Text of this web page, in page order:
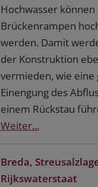
Hochwasser können
Brückenrampen
werden. Damit
der Konstruktion
vermieden, wie eine
Einengung des
einem Rückstau
Weiter...
Breda,
Rijkswaterstaat